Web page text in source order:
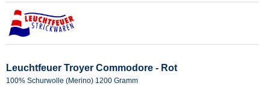
Leuchtfeuer Troyer Commodore - Rot
100% Schurwolle (Merino) 1200 Gramm